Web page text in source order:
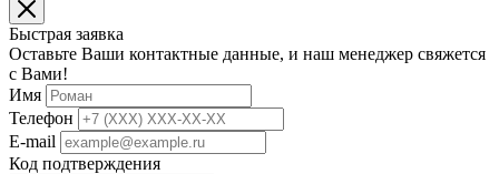
Быстрая заявка
Оставьте Ваши контактные данные, и наш менеджер свяжется
с Вами!
Имя
Телефон
E-mail
Код подтверждения